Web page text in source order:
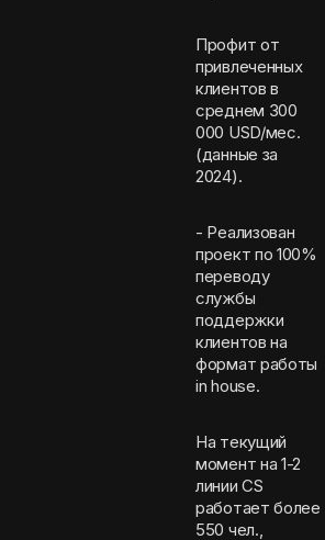
Профит от
привлеченных
клиентов в
среднем 300
000 USD/мес.
(данные за
2024).
- Реализован
проект по 100%
переводу
службы
поддержки
клиентов на
формат работы
in house.
На текущий
момент на 1-2
линии CS
работает более
550 чел.,